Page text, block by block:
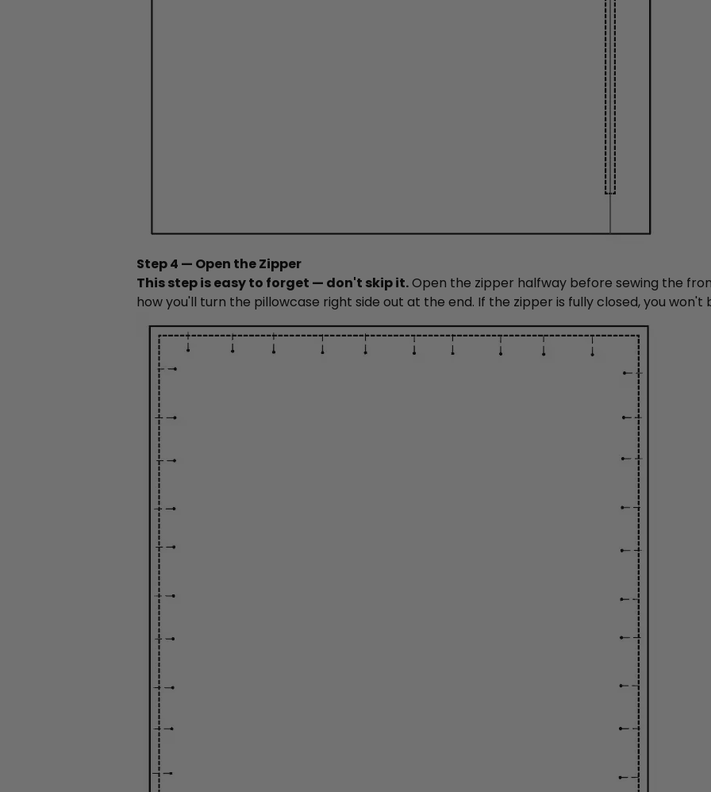
Step 4 — Open the Zipper
This step is easy to forget — don't skip it.Open the zipper halfway before sewing the
how you'll turn the pillowcase right side out at the end. If the zipper is fully closed, you won't